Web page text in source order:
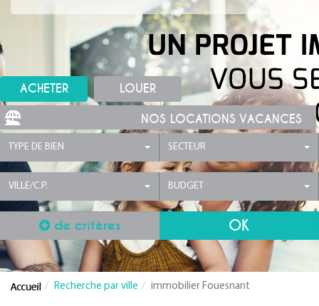
ACHETER LOUER
NOS LOCATIONS VACANCES
TYPE DE BIEN SECTEUR
VILLE/C.P. BUDGET
de critères
Recherche par ville immobilier Fouesnant